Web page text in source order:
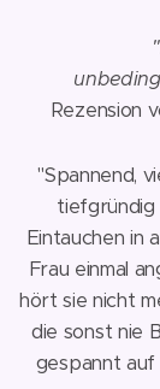
📅 Rezension
"Spannend,
tiefgründig
Eintauchen in
Frau einmal
hört sie nicht
die sonst nie
gespannt